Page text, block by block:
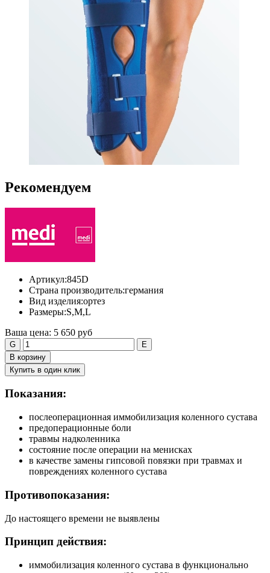
Рекомендуем
Артикул:845D
Страна производитель:германия
Вид изделия:ортез
Размеры:S,M,L
Ваша цена: 5 650 руб
G
E
В корзину
Купить в один клик
Показания:
послеоперационная иммобилизация коленного сустава
предоперационные боли
травмы надколенника
состояние после операции на менисках
в качестве замены гипсовой повязки при травмах и
повреждениях коленного сустава
Противопоказания:
До настоящего времени не выявлены
Принцип действия:
иммобилизация коленного сустава в функционально